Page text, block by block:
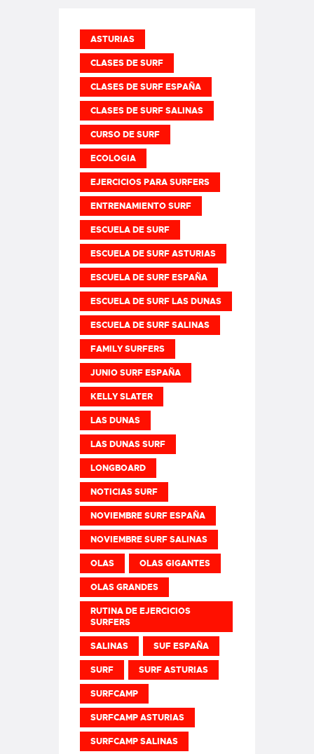
ASTURIAS
CLASES DE SURF
CLASES DE SURF ESPAÑA
CLASES DE SURF SALINAS
CURSO DE SURF
ECOLOGIA
EJERCICIOS PARA SURFERS
ENTRENAMIENTO SURF
ESCUELA DE SURF
ESCUELA DE SURF ASTURIAS
ESCUELA DE SURF ESPAÑA
ESCUELA DE SURF LAS DUNAS
ESCUELA DE SURF SALINAS
FAMILY SURFERS
JUNIO SURF ESPAÑA
KELLY SLATER
LAS DUNAS
LAS DUNAS SURF
LONGBOARD
NOTICIAS SURF
NOVIEMBRE SURF ESPAÑA
NOVIEMBRE SURF SALINAS
OLAS OLAS GIGANTES
OLAS GRANDES
RUTINA DE EJERCICIOS
SURFERS
SALINAS SUF ESPAÑA
SURF SURF ASTURIAS
SURFCAMP
SURFCAMP ASTURIAS
SURFCAMP SALINAS